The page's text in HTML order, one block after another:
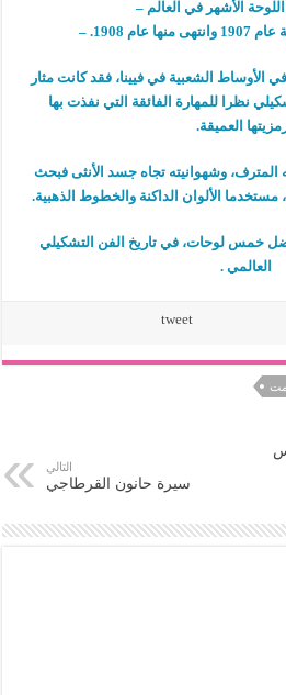
اللوحة الأشهر في العالم –
عام 1908. –
الأوساط الشعبية في فيينا، فقد كانت مثار
نظرا للمهارة الفائقة التي نفذت بها
العميقة.
وشهوانيته تجاه جسد الأنثى فبحث
مستخدما الألوان الداكنة والخطوط الذهبية.
خمس لوحات، في تاريخ الفن التشكيلي
العالمي .
tweet
التالي
سيرة حانون القرطاجي